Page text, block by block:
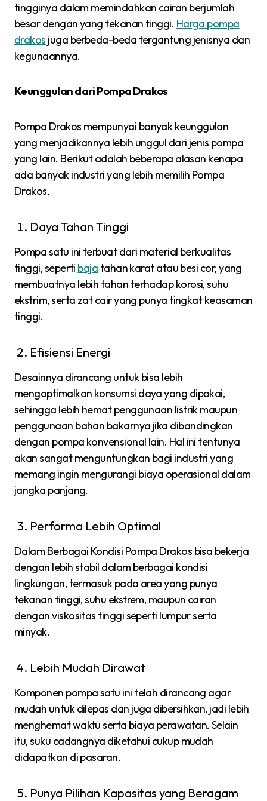
tingginya dalam memindahkan cairan berjumlah
besar dengan yang tekanan tinggi. Harga pompa
drakos juga berbeda-beda tergantung jenisnya dan
kegunaannya.
Keunggulan dari Pompa Drakos
Pompa Drakos mempunyai banyak keunggulan
yang menjadikannya lebih unggul dari jenis pompa
yang lain. Berikut adalah beberapa alasan kenapa
ada banyak industri yang lebih memilih Pompa
Drakos,
Daya Tahan Tinggi
Pompa satu ini terbuat dari material berkualitas
tinggi, seperti baja tahan karat atau besi cor, yang
membuatnya lebih tahan terhadap korosi, suhu
ekstrim, serta zat cair yang punya tingkat keasaman
tinggi.
Efisiensi Energi
Desainnya dirancang untuk bisa lebih
mengoptimalkan konsumsi daya yang dipakai,
sehingga lebih hemat penggunaan listrik maupun
penggunaan bahan bakarnya jika dibandingkan
dengan pompa konvensional lain. Hal ini tentunya
akan sangat menguntungkan bagi industri yang
memang ingin mengurangi biaya operasional dalam
jangka panjang.
Performa Lebih Optimal
Dalam Berbagai Kondisi Pompa Drakos bisa bekerja
dengan lebih stabil dalam berbagai kondisi
lingkungan, termasuk pada area yang punya
tekanan tinggi, suhu ekstrem, maupun cairan
dengan viskositas tinggi seperti lumpur serta
minyak.
Lebih Mudah Dirawat
Komponen pompa satu ini telah dirancang agar
mudah untuk dilepas dan juga dibersihkan, jadi lebih
menghemat waktu serta biaya perawatan. Selain
itu, suku cadangnya diketahui cukup mudah
didapatkan di pasaran.
Punya Pilihan Kapasitas yang Beragam